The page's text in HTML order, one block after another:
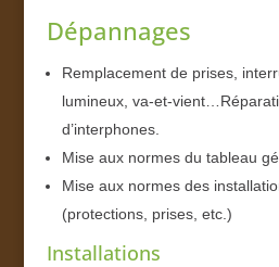
Dépannages
Remplacement de prises,
lumineux, va-et-
d’interphones.
Mise aux normes du tableau
Mise aux normes des
(protections, prises, etc.)
Installations